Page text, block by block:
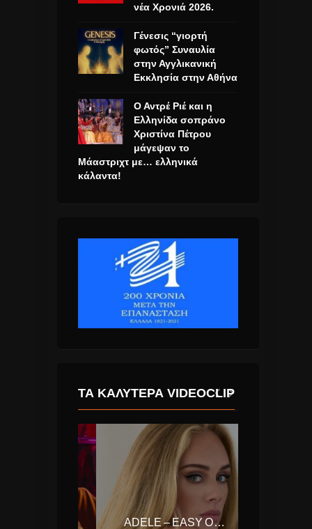
νέα Χρονιά 2026.
Γένεσις “γιορτή
φωτός” Συναυλία
στην Αγγλικανική
Εκκλησία στην Αθήνα
Ο Αντρέ Ριέ και η
Ελληνίδα σοπράνο
Χριστίνα Πέτρου
μάγεψαν το
Μάαστριχτ με… ελληνικά
κάλαντα!
ΤΑ ΚΑΛΎΤΕΡΑ VIDEOCLIP
ADELE – EASY ON ME